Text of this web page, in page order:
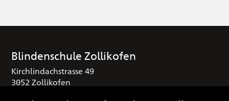
Blindenschule Zollikofen
Kirchlindachstrasse 49
3052 Zollikofen